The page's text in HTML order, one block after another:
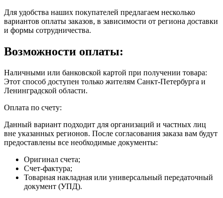
Для удобства наших покупателей предлагаем несколько
вариантов оплаты заказов, в зависимости от региона доставки
и формы сотрудничества.
Возможности оплаты:
Наличными или банковской картой при получении товара:
Этот способ доступен только жителям Санкт-Петербурга и
Ленинградской области.
Оплата по счету:
Данный вариант подходит для организаций и частных лиц
вне указанных регионов. После согласования заказа вам будут
предоставлены все необходимые документы:
Оригинал счета;
Счет-фактура;
Товарная накладная или универсальный передаточный
документ (УПД).